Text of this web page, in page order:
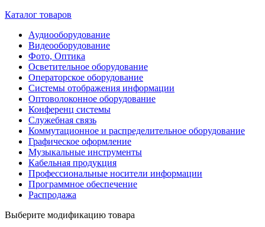
Каталог товаров
Аудиооборудование
Видеооборудование
Фото, Оптика
Осветительное оборудование
Операторское оборудование
Системы отображения информации
Оптоволоконное оборудование
Конференц системы
Служебная связь
Коммутационное и распределительное оборудование
Графическое оформление
Музыкальные инструменты
Кабельная продукция
Профессиональные носители информации
Программное обеспечение
Распродажа
Выберите модификацию товара